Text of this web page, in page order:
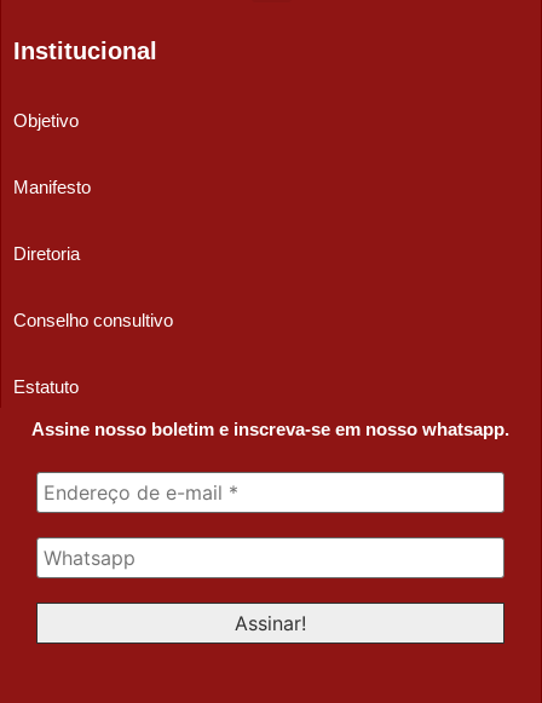
Institucional
Objetivo
Manifesto
Diretoria
Conselho consultivo
Estatuto
Assine nosso boletim e inscreva-se em nosso whatsapp.